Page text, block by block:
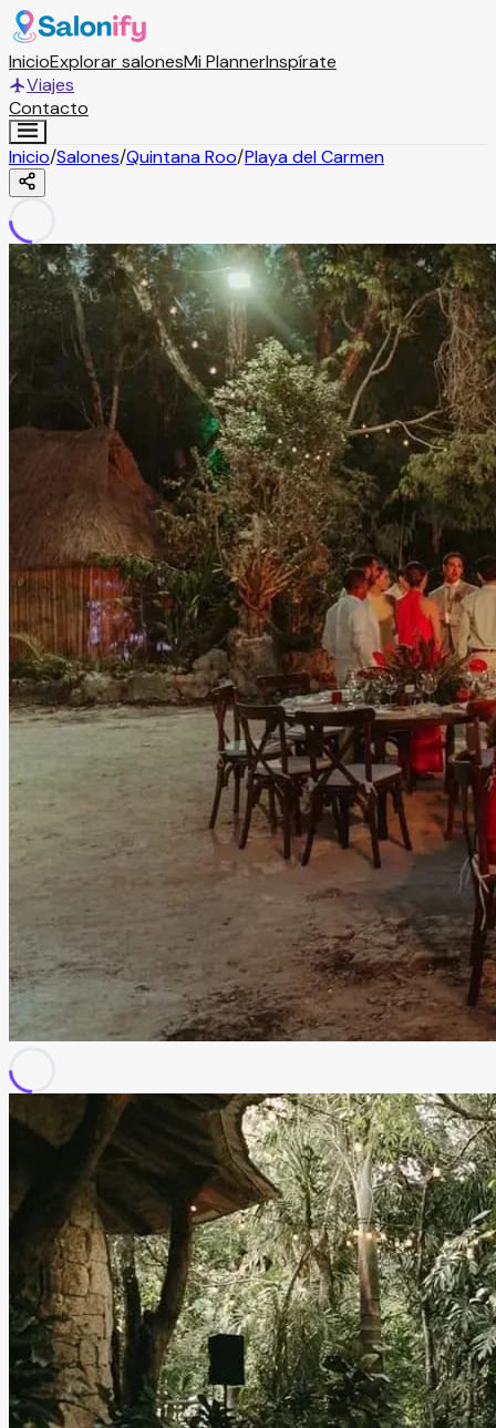
InicioExplorar salonesMi PlannerInspírate
Viajes
Contacto
Inicio/Salones/Quintana Roo/Playa del Carmen